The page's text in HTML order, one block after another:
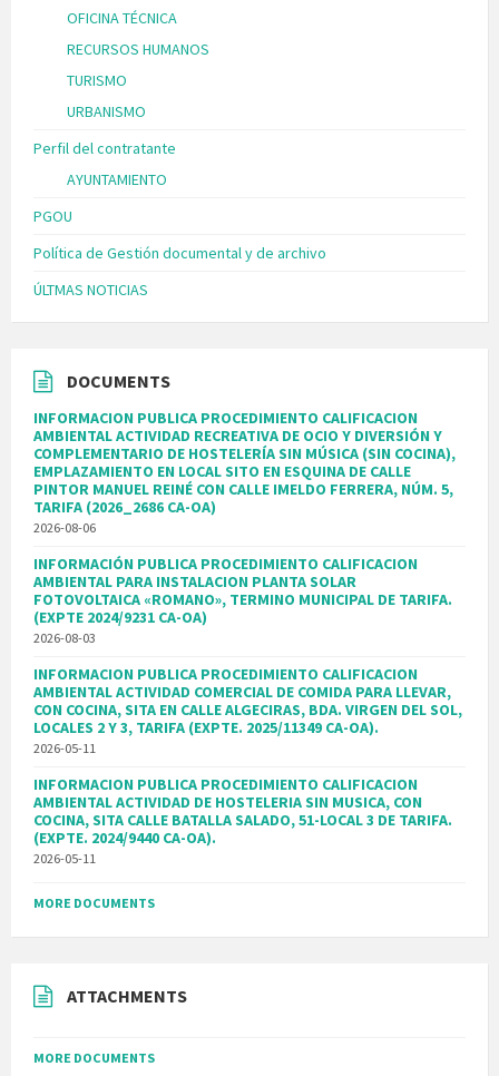
OFICINA TÉCNICA
RECURSOS HUMANOS
TURISMO
URBANISMO
Perfil del contratante
AYUNTAMIENTO
PGOU
Política de Gestión documental y de archivo
ÚLTMAS NOTICIAS
DOCUMENTS
INFORMACION PUBLICA PROCEDIMIENTO CALIFICACION
AMBIENTAL ACTIVIDAD RECREATIVA DE OCIO Y DIVERSIÓN Y
COMPLEMENTARIO DE HOSTELERÍA SIN MÚSICA (SIN COCINA),
EMPLAZAMIENTO EN LOCAL SITO EN ESQUINA DE CALLE
PINTOR MANUEL REINÉ CON CALLE IMELDO FERRERA, NÚM. 5,
TARIFA (2026_2686 CA-OA)
2026-08-06
INFORMACIÓN PUBLICA PROCEDIMIENTO CALIFICACION
AMBIENTAL PARA INSTALACION PLANTA SOLAR
FOTOVOLTAICA «ROMANO», TERMINO MUNICIPAL DE TARIFA.
(EXPTE 2024/9231 CA-OA)
2026-08-03
INFORMACION PUBLICA PROCEDIMIENTO CALIFICACION
AMBIENTAL ACTIVIDAD COMERCIAL DE COMIDA PARA LLEVAR,
CON COCINA, SITA EN CALLE ALGECIRAS, BDA. VIRGEN DEL SOL,
LOCALES 2 Y 3, TARIFA (EXPTE. 2025/11349 CA-OA).
2026-05-11
INFORMACION PUBLICA PROCEDIMIENTO CALIFICACION
AMBIENTAL ACTIVIDAD DE HOSTELERIA SIN MUSICA, CON
COCINA, SITA CALLE BATALLA SALADO, 51-LOCAL 3 DE TARIFA.
(EXPTE. 2024/9440 CA-OA).
2026-05-11
MORE DOCUMENTS
ATTACHMENTS
MORE DOCUMENTS